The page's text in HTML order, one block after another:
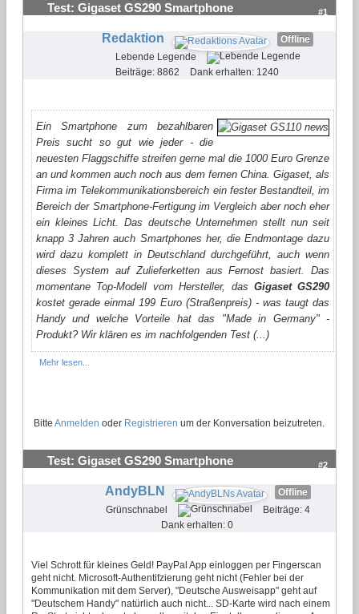
Test: Gigaset GS290 Smartphone #1
Redaktion
Offline
Lebende Legende
Beiträge: 8862
Dank erhalten: 1240
Ein Smartphone zum bezahlbaren
Preis sucht so gut wie jeder - die
neuesten Flaggschiffe streifen gerne mal die 1000 Euro Grenze
an und kommen auch noch aus dem fernen China. Gigaset, als
Firma im Telekommunikationsbereich ein fester Bestandteil, im
Bereich der Smartphone-Fertigung im Vergleich aber noch eher
ein kleines Licht. Das deutsche Unternehmen stellt nun seit
knapp 3 Jahren auch Smartphones her, die Endmontage dazu
wird dazu komplett in Deutschland durchgeführt, auch wenn
dieses System auf Zulieferketten aus Fernost basiert. Das
momentane Top-Modell vom Hersteller, das Gigaset GS290
kostet gerade einmal 199 Euro (Straßenpreis) - was taugt das
Handy und welche Vorteile hat das "Made in Germany" -
Produkt? Wir klären es im nachfolgenden Test (...)
Mehr lesen...
Bitte Anmelden oder Registrieren um der Konversation beizutreten.
Test: Gigaset GS290 Smartphone #2
AndyBLN
Offline
Grünschnabel
Beiträge: 4
Dank erhalten: 0
Viel Schrott für kleines Geld! PayPal App einloggen per Fingerscan
geht nicht. Microsoft-Authentifzierung geht nicht (Fehler bei der
Kommunikation mit dem Server), "Deutsche Ausweisapp" geht auf
"Deutschem Handy" natürlich auch nicht... SD-Karte wird nach einem